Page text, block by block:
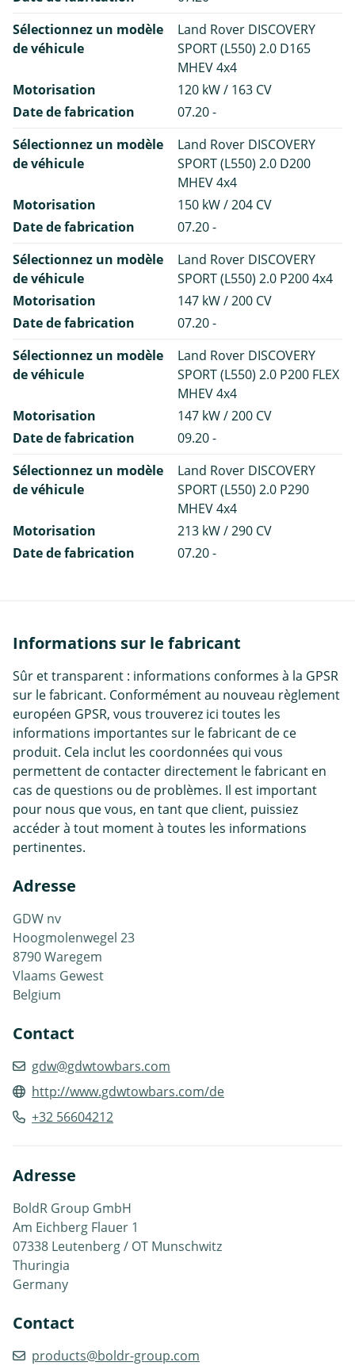
Sélectionnez un modèle
de véhicule
Land Rover DISCOVERY
SPORT (L550) 2.0 D165
MHEV 4x4
Motorisation
120 kW / 163 CV
Date de fabrication
07.20 -
Sélectionnez un modèle
de véhicule
Land Rover DISCOVERY
SPORT (L550) 2.0 D200
MHEV 4x4
Motorisation
150 kW / 204 CV
Date de fabrication
07.20 -
Sélectionnez un modèle
de véhicule
Land Rover DISCOVERY
SPORT (L550) 2.0 P200 4x4
Motorisation
147 kW / 200 CV
Date de fabrication
07.20 -
Sélectionnez un modèle
de véhicule
Land Rover DISCOVERY
SPORT (L550) 2.0 P200 FLEX
MHEV 4x4
Motorisation
147 kW / 200 CV
Date de fabrication
09.20 -
Sélectionnez un modèle
de véhicule
Land Rover DISCOVERY
SPORT (L550) 2.0 P290
MHEV 4x4
Motorisation
213 kW / 290 CV
Date de fabrication
07.20 -
Informations sur le fabricant
Sûr et transparent : informations conformes à la GPSR
sur le fabricant. Conformément au nouveau règlement
européen GPSR, vous trouverez ici toutes les
informations importantes sur le fabricant de ce
produit. Cela inclut les coordonnées qui vous
permettent de contacter directement le fabricant en
cas de questions ou de problèmes. Il est important
pour nous que vous, en tant que client, puissiez
accéder à tout moment à toutes les informations
pertinentes.
Adresse
GDW nv
Hoogmolenwegel 23
8790 Waregem
Vlaams Gewest
Belgium
Contact
gdw@gdwtowbars.com
http://www.gdwtowbars.com/de
+32 56604212
Adresse
BoldR Group GmbH
Am Eichberg Flauer 1
07338 Leutenberg / OT Munschwitz
Thuringia
Germany
Contact
products@boldr-group.com